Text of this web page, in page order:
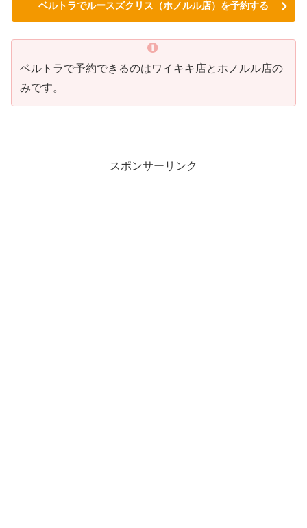
ベルトラでルースズクリス（ホノルル店）を予約する
ベルトラで予約できるのはワイキキ店とホノルル店の
みです。
スポンサーリンク